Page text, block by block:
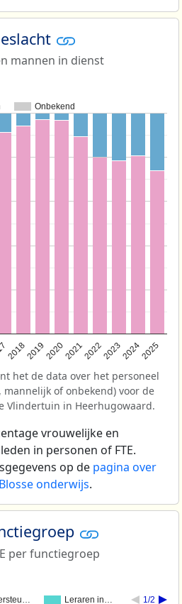
mannen in dienst
Onbekend
20182019202020212022202320242025
het de data over het personeel
of onbekend) voor de
Vlindertuin in Heerhugowaard.
vrouwelijke en
in personen of FTE.
op de pagina over
onderwijs.
per functiegroep
Leraren in… 1/2